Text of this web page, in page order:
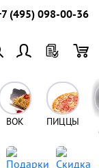
(495) 098-00-36
ВОК ПИЦЦЫ